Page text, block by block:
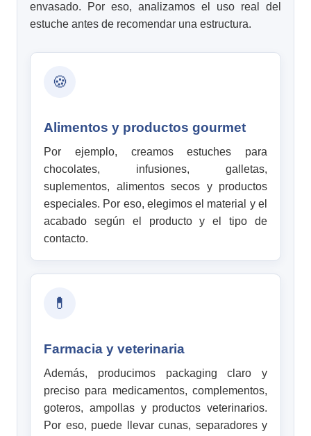
envasado. Por eso, analizamos el uso real del
estuche antes de recomendar una estructura.
🍪
Alimentos y productos gourmet
Por ejemplo, creamos estuches para
chocolates, infusiones, galletas,
suplementos, alimentos secos y productos
especiales. Por eso, elegimos el material y el
acabado según el producto y el tipo de
contacto.
💊
Farmacia y veterinaria
Además, producimos packaging claro y
preciso para medicamentos, complementos,
goteros, ampollas y productos veterinarios.
Por eso, puede llevar cunas, separadores y